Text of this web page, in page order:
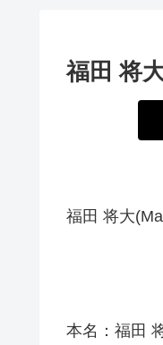
福田 将
福田 将大
本名：福田